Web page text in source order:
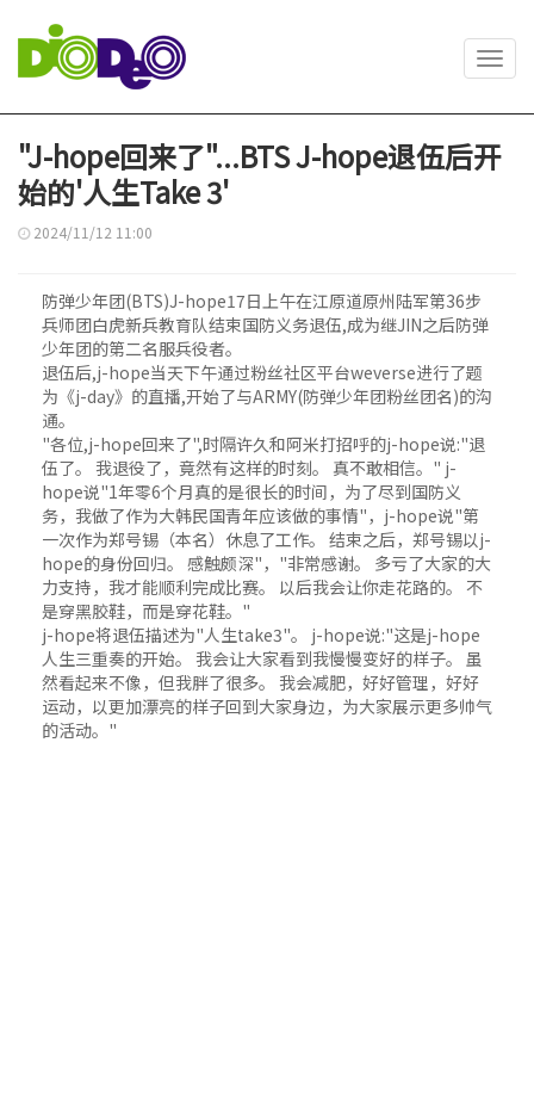
"J-hope回来了"...BTS J-hope退伍后开
始的'人生Take 3'
2024/11/12 11:00
防弹少年团(BTS)J-hope17日上午在江原道原州陆军第36步
兵师团白虎新兵教育队结束国防义务退伍,成为继JIN之后防弹
少年团的第二名服兵役者。
退伍后,j-hope当天下午通过粉丝社区平台weverse进行了题
为《j-day》的直播,开始了与ARMY(防弹少年团粉丝团名)的沟
通。
"各位,j-hope回来了",时隔许久和阿米打招呼的j-hope说:"退
伍了。 我退役了，竟然有这样的时刻。 真不敢相信。" j-
hope说"1年零6个月真的是很长的时间，为了尽到国防义
务，我做了作为大韩民国青年应该做的事情"，j-hope说"第
一次作为郑号锡（本名）休息了工作。 结束之后，郑号锡以j-
hope的身份回归。 感触颇深"，"非常感谢。 多亏了大家的大
力支持，我才能顺利完成比赛。 以后我会让你走花路的。 不
是穿黑胶鞋，而是穿花鞋。"
j-hope将退伍描述为"人生take3"。 j-hope说:"这是j-hope
人生三重奏的开始。 我会让大家看到我慢慢变好的样子。 虽
然看起来不像，但我胖了很多。 我会减肥，好好管理，好好
运动，以更加漂亮的样子回到大家身边，为大家展示更多帅气
的活动。"